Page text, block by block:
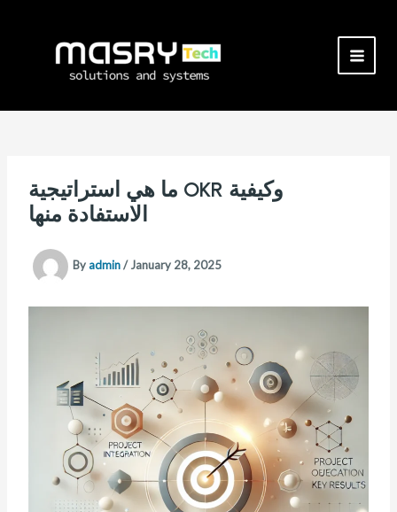
ما هي استراتيجية OKR وكيفية
الاستفادة منها
By admin/January 28, 2025